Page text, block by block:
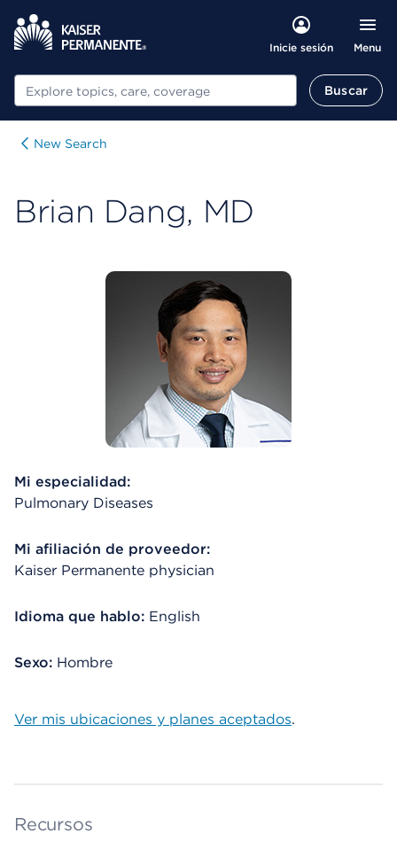
Inicie sesión Menu
Buscar Buscar
New Search
Brian Dang, MD
Mi especialidad:
Pulmonary Diseases
Mi afiliación de proveedor:
Kaiser Permanente physician
Idioma que hablo: English
Sexo: Hombre
Ver mis ubicaciones y planes aceptados.
Recursos